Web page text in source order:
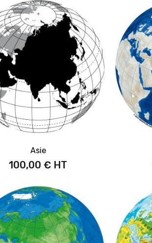
Asie
100,00 €